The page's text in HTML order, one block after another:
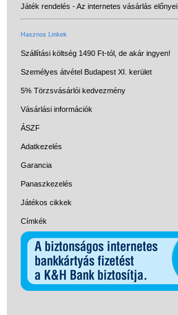
Játék rendelés - Az internetes vásárlás előnyei
Hasznos Linkek
Szállítási költség 1490 Ft-tól, de akár ingyen!
Személyes átvétel Budapest XI. kerület
5% Törzsvásárlói kedvezmény
Vásárlási információk
ÁSZF
Adatkezelés
Garancia
Panaszkezelés
Játékos cikkek
Címkék